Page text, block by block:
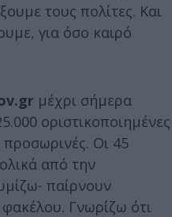
τους πολίτες. Και
για όσο καιρό
μέχρι σήμερα
οριστικοποιημένες
προσωρινές. Οι 45
από την
παίρνουν
Γνωρίζω ότι